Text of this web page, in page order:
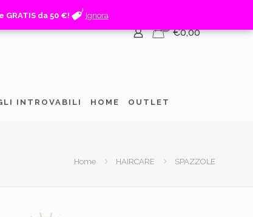
INTROVABILI HOME OUTLET
€0,00
Home HAIRCARE SPAZZOLE
GRATIS da 50 €! Ignora
GRATIS da 50 €! Ignora